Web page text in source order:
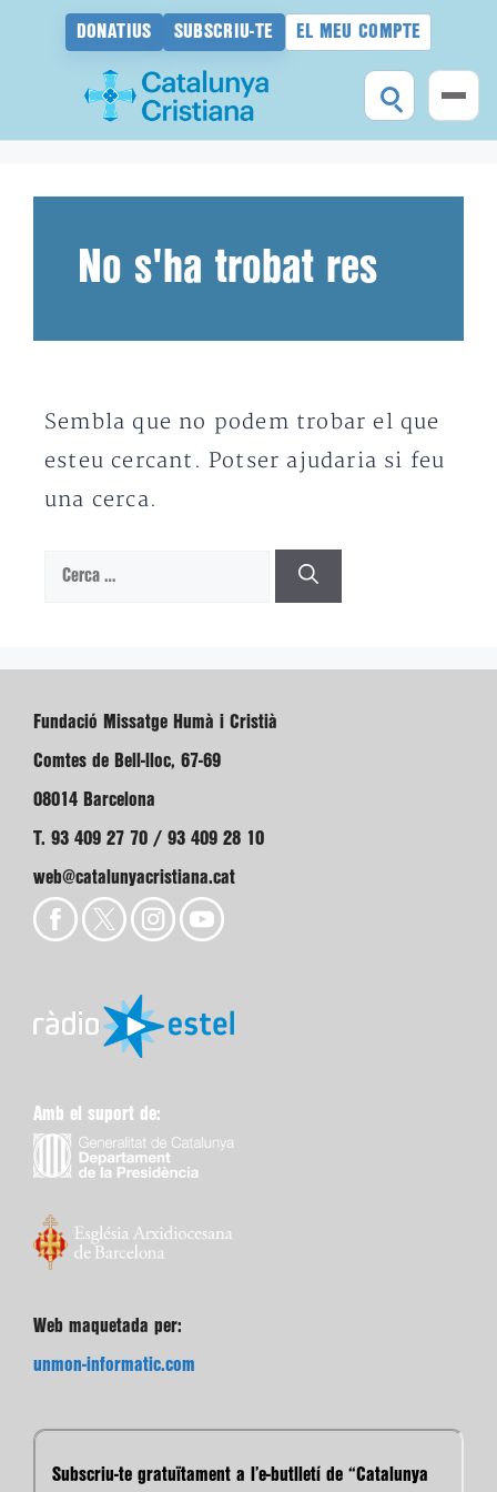
DONATIUS SUBSCRIU-TE EL MEU COMPTE
No s'ha trobat res
Sembla que no podem trobar el que
esteu cercant. Potser ajudaria si feu
una cerca.
Cerca:
Fundació Missatge Humà i Cristià
Comtes de Bell-lloc, 67-69
08014 Barcelona
T. 93 409 27 70 / 93 409 28 10
web@catalunyacristiana.cat
Amb el suport de:
Web maquetada per:
unmon-informatic.com
Subscriu-te gratuïtament a l’e-butlletí de “Catalunya